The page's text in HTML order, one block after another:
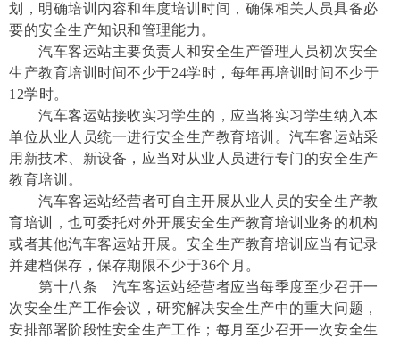
划，明确培训内容和年度培训时间，确保相关人员具备必
要的安全生产知识和管理能力。
汽车客运站主要负责人和安全生产管理人员初次安全
生产教育培训时间不少于24学时，每年再培训时间不少于
12学时。
汽车客运站接收实习学生的，应当将实习学生纳入本
单位从业人员统一进行安全生产教育培训。汽车客运站采
用新技术、新设备，应当对从业人员进行专门的安全生产
教育培训。
汽车客运站经营者可自主开展从业人员的安全生产教
育培训，也可委托对外开展安全生产教育培训业务的机构
或者其他汽车客运站开展。安全生产教育培训应当有记录
并建档保存，保存期限不少于36个月。
第十八条 汽车客运站经营者应当每季度至少召开一
次安全生产工作会议，研究解决安全生产中的重大问题，
安排部署阶段性安全生产工作；每月至少召开一次安全生